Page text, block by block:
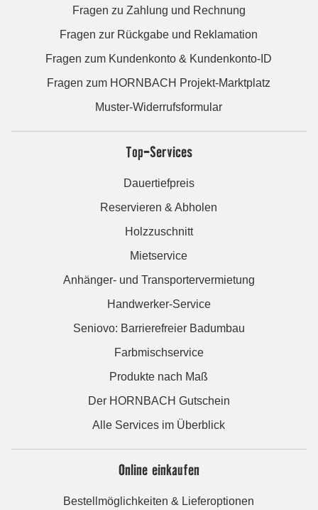
Fragen zu Zahlung und Rechnung
Fragen zur Rückgabe und Reklamation
Fragen zum Kundenkonto & Kundenkonto-ID
Fragen zum HORNBACH Projekt-Marktplatz
Muster-Widerrufsformular
Top-Services
Dauertiefpreis
Reservieren & Abholen
Holzzuschnitt
Mietservice
Anhänger- und Transportervermietung
Handwerker-Service
Seniovo: Barrierefreier Badumbau
Farbmischservice
Produkte nach Maß
Der HORNBACH Gutschein
Alle Services im Überblick
Online einkaufen
Bestellmöglichkeiten & Lieferoptionen